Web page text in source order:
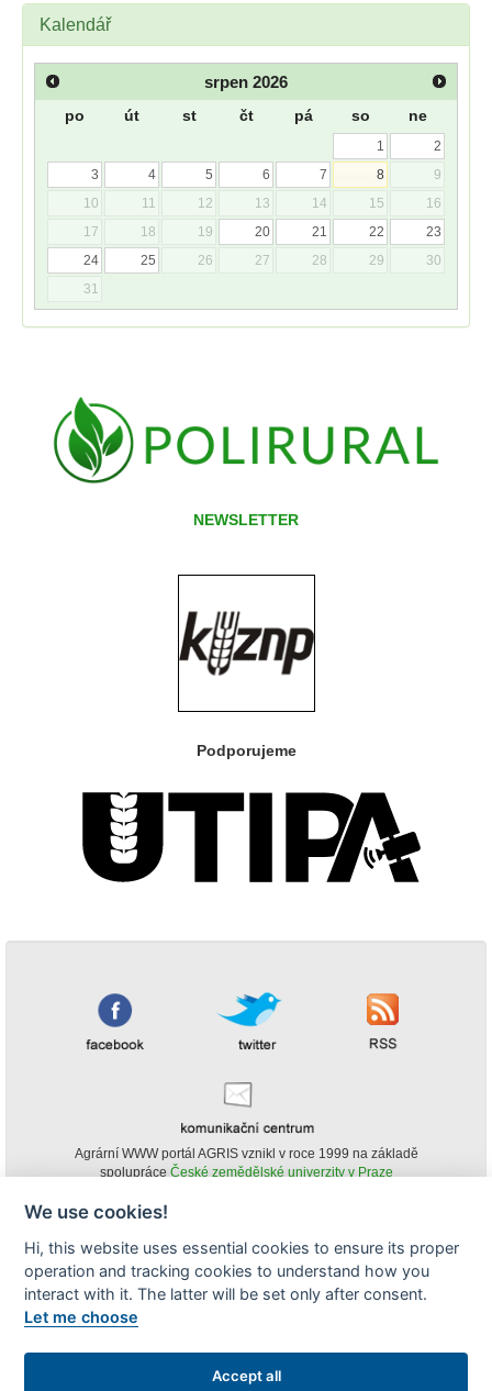
Kalendář
srpen 2026
po út st čt pá so ne
1
2
3
4 5 6 7 8
9
10
11 12 13 14 15
16
17
18 19 20 21 22
23
24
25 26 27 28 29
30
31
NEWSLETTER
Podporujeme
Agrární WWW portál AGRIS vznikl v roce 1999 na základě
spolupráce České zemědělské univerzity v Praze
obsahu agrárního WWW portálu AGRIS je možné
(pokud není uvedeno jinak) pouze za podmínky uvedení zdroje v podobě
www.agris.cz a data publikace v AGRISu.
We use cookies!
Hi, this website uses essential cookies to ensure its proper
operation and tracking cookies to understand how you
interact with it. The latter will be set only after consent.
Let me choose
Accept all